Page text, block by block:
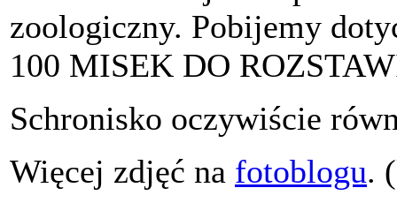
zoologiczny. Pobijemy
100 MISEK DO
Schronisko oczywiście
Więcej zdjęć na fotoblogu.